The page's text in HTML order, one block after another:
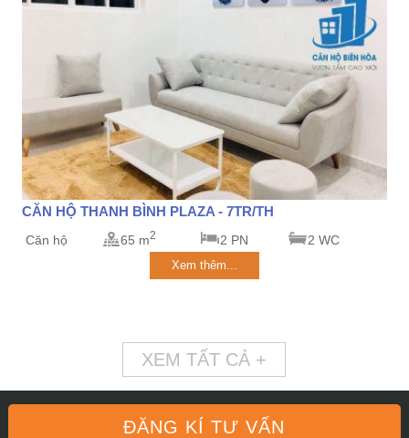
CĂN HỘ THANH BÌNH PLAZA - 7TR/TH
Căn hộ 65 m2 2 PN 2 WC
Xem thêm...
XEM TẤT CẢ +
ĐĂNG KÍ TƯ VẤN